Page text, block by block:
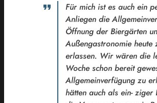
Für mich ist es auch ein
Anliegen die
Öffnung der Biergärten
Außengastronomie heute
erlassen. Wir wären die
Woche schon bereit
Allgemeinverfügung zu
hätten auch als ein- ziger